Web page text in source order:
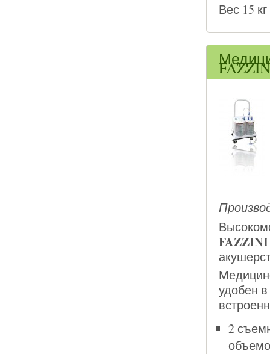
Вес 15 кг
FAZZINI
удобен
2